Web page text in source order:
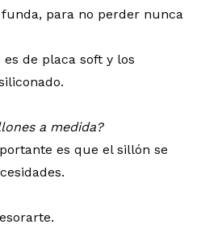
para no perder nunca
de placa soft y los
a medida?
es que el sillón se